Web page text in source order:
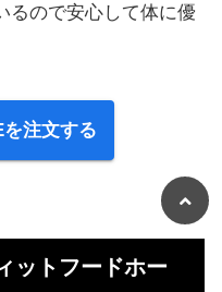
るので安心して体に優
を注文する
ットフードホー